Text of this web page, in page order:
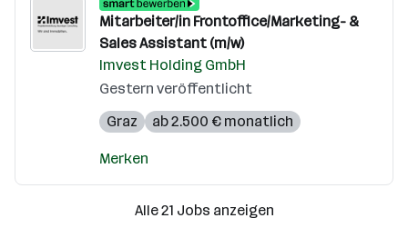
Mitarbeiter/in Frontoffice/Marketing- &
Sales Assistant (m/w)
Imvest Holding GmbH
Gestern veröffentlicht
Graz
ab 2.500 € monatlich
Merken
Alle 21 Jobs anzeigen